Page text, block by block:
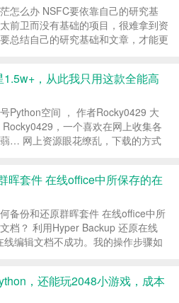
怎么办 NSFC要依靠自己的研究基
前卫而没有基础的项目，很难拿到资
总结自己的研究基础和文章，才能更
，很难让人相信。一个好的选题就是
，从此我只用这款全能高
Python空间 ， 作者Rocky0429 大
，一个喜欢在网上收集各
… 网上资源眼花缭乱，下载的方式
下载软件...
晖套件 在线office中所保存的在
何备份和还原群晖套件 在线office中所
档？ 利用Hyper Backup 还原在线
线编辑文档不成功。我的操作步骤如
，还能玩2048小游戏，成本